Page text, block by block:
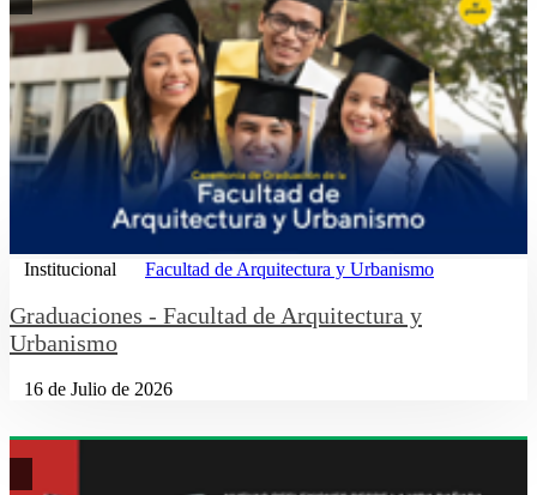
Institucional Facultad de Arquitectura y Urbanismo
Graduaciones - Facultad de Arquitectura y
Urbanismo
16 de Julio de 2026